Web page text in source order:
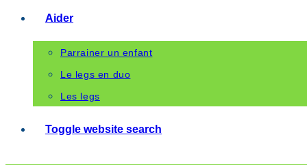
Aider
Parrainer un enfant
Le legs en duo
Les legs
Toggle website search